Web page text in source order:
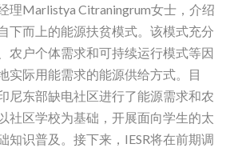
理Marlistya Citraningrum女士，介绍
下而上的能源扶贫模式。该模式充分
农户个体需求和可持续运行模式等因
实际用能需求的能源供给方式。目
尼东部缺电社区进行了能源需求和农
社区学校为基础，开展面向学生的太
知识普及。接下来，IESR将在前期调